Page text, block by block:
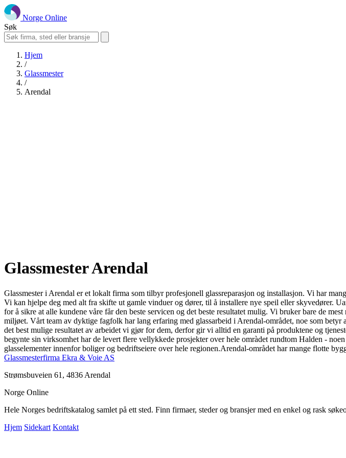
Norge Online
Søk
Hjem
/
Glassmester
/
Arendal
Glassmester Arendal
Glassmester i Arendal er et lokalt firma som tilbyr profesjonell glassreparasjon og installasjon. Vi har
Vi kan hjelpe deg med alt fra skifte ut gamle vinduer og dører, til å installere nye speil eller skyvedører.
for å sikre at alle kundene våre får den beste servicen og det beste resultatet mulig. Vi bruker bare de
miljøet. Vårt team av dyktige fagfolk har lang erfaring med glassarbeid i Arendal-området, noe som
det best mulige resultatet av arbeidet vi gjør for dem, derfor gir vi alltid en garanti på produktene og
begynte sin virksomhet har de levert flere vellykkede prosjekter over hele omràdet rundtom Halden -
glasselementer innenfor boliger og bedriftseiere over hele regionen.Arendal-området har mange flotte
Glassmesterfirma Ekra & Voie AS
Strømsbuveien 61, 4836 Arendal
Norge Online
Hele Norges bedriftskatalog samlet på ett sted. Finn firmaer, steder og bransjer med en enkel og rask
Hjem Sidekart Kontakt